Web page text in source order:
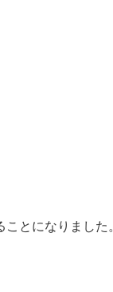
とになりました。